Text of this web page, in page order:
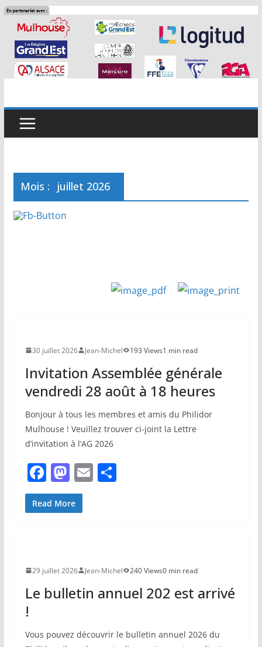
Passer
contenu
Mois : juillet 2026
30 juillet 2026 Jean-Michel 193 Views1 min read
Invitation Assemblée générale
vendredi 28 août à 18 heures
Bonjour à tous les membres et amis du Philidor
Mulhouse ! Veuillez trouver ci-joint la Lettre
d’invitation à l’AG 2026
F
a
c
o
o
k
M
a
st
o
n
E P
Read More
29 juillet 2026 Jean-Michel 240 Views0 min read
Le bulletin annuel 202 est arrivé
!
Vous pouvez découvrir le bulletin annuel 2026 du